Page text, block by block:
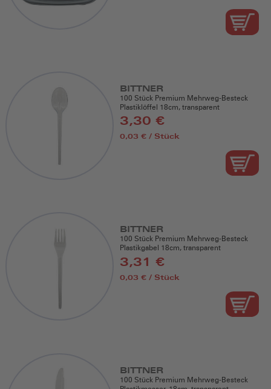
BITTNER
100 Stück Premium Mehrweg-Besteck
Plastiklöffel 18cm, transparent
3,30 €
0,03 € / Stück
BITTNER
100 Stück Premium Mehrweg-Besteck
Plastikgabel 18cm, transparent
3,31 €
0,03 € / Stück
BITTNER
100 Stück Premium Mehrweg-Besteck